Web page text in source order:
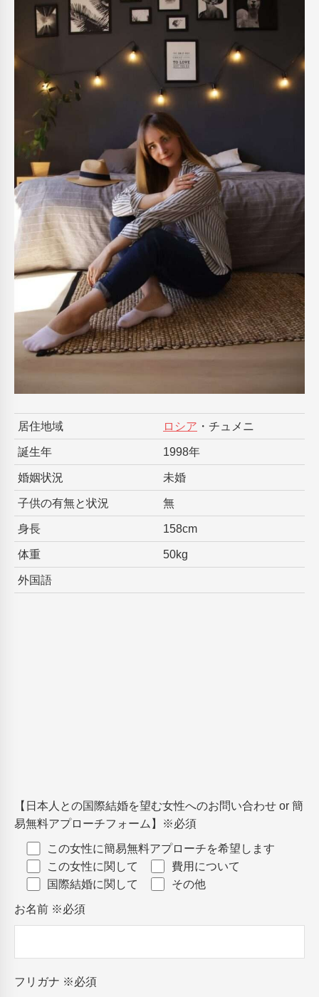
居住地域 ロシア ・チュメニ
誕生年 1998年
婚姻状況 未婚
子供の有無と状況 無
身長 158cm
体重 50kg
外国語
【日本人との国際結婚を望む女性へのお問い合わせ or 簡
易無料アプローチフォーム】
※必須
この女性に簡易無料アプローチを希望します
この女性に関して
費用について
国際結婚に関して
その他
お名前 ※必須
フリガナ ※必須